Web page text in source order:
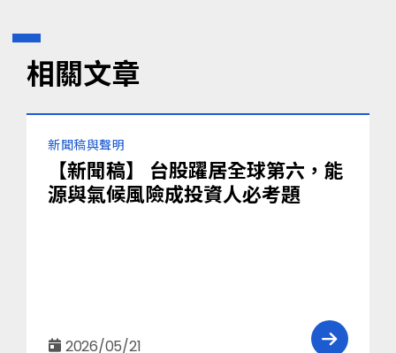
相關文章
分
類
新聞稿與聲明
【新聞稿】 台股躍居全球第六，能
源與氣候風險成投資人必考題
2026/05/21